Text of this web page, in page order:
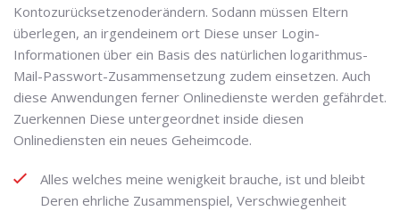
Kontozurücksetzenoderändern. Sodann müssen Eltern
überlegen, an irgendeinem ort Diese unser Login-
Informationen über ein Basis des natürlichen logarithmus-
Mail-Passwort-Zusammensetzung zudem einsetzen. Auch
diese Anwendungen ferner Onlinedienste werden gefährdet.
Zuerkennen Diese untergeordnet inside diesen
Onlinediensten ein neues Geheimcode.
Alles welches meine wenigkeit brauche, ist und bleibt
Deren ehrliche Zusammenspiel, Verschwiegenheit